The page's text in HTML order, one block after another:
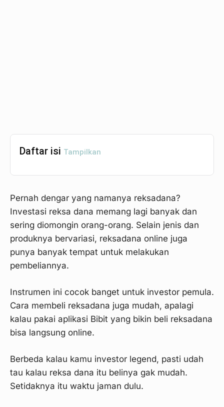
Daftar isi Tampilkan
Pernah dengar yang namanya reksadana?
Investasi reksa dana memang lagi banyak dan
sering diomongin orang-orang. Selain jenis dan
produknya bervariasi, reksadana online juga
punya banyak tempat untuk melakukan
pembeliannya.
Instrumen ini cocok banget untuk investor pemula.
Cara membeli reksadana juga mudah, apalagi
kalau pakai aplikasi Bibit yang bikin beli reksadana
bisa langsung online.
Berbeda kalau kamu investor legend, pasti udah
tau kalau reksa dana itu belinya gak mudah.
Setidaknya itu waktu jaman dulu.